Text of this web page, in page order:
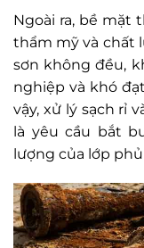
Ngoài ra, bề mặt
thẩm mỹ và chất
sơn không đều,
nghiệp và khó
vậy, xử lý sạch rỉ
là yêu cầu bắt
lượng của lớp phủ